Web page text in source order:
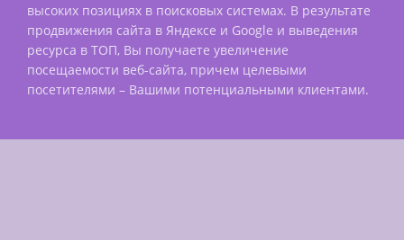
высоких позициях в поисковых системах. В результате
продвижения сайта в Яндексе и Google и выведения
ресурса в ТОП, Вы получаете увеличение
посещаемости веб-сайта, причем целевыми
посетителями – Вашими потенциальными клиентами.